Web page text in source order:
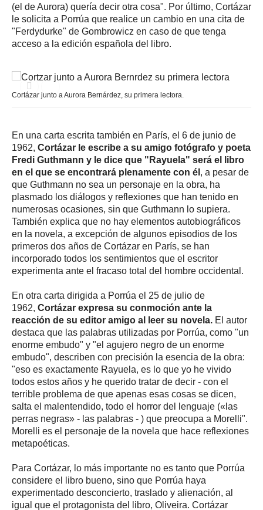
(el de Aurora) quería decir otra cosa". Por último, Cortázar
le solicita a Porrúa que realice un cambio en una cita de
"Ferdydurke" de Gombrowicz en caso de que tenga
acceso a la edición española del libro.
Cortázar junto a Aurora Bernárdez, su primera lectora.
En una carta escrita también en París, el 6 de junio de
1962, Cortázar le escribe a su amigo fotógrafo y poeta
Fredi Guthmann y le dice que "Rayuela" será el libro
en el que se encontrará plenamente con él , a pesar de
que Guthmann no sea un personaje en la obra, ha
plasmado los diálogos y reflexiones que han tenido en
numerosas ocasiones, sin que Guthmann lo supiera.
También explica que no hay elementos autobiográficos
en la novela, a excepción de algunos episodios de los
primeros dos años de Cortázar en París, se han
incorporado todos los sentimientos que el escritor
experimenta ante el fracaso total del hombre occidental.
En otra carta dirigida a Porrúa el 25 de julio de
1962, Cortázar expresa su conmoción ante la
reacción de su editor amigo al leer su novela. El autor
destaca que las palabras utilizadas por Porrúa, como "un
enorme embudo" y "el agujero negro de un enorme
embudo", describen con precisión la esencia de la obra:
"eso es exactamente Rayuela, es lo que yo he vivido
todos estos años y he querido tratar de decir - con el
terrible problema de que apenas esas cosas se dicen,
salta el malentendido, todo el horror del lenguaje («las
perras negras» - las palabras - ) que preocupa a Morelli".
Morelli es el personaje de la novela que hace reflexiones
metapoéticas.
Para Cortázar, lo más importante no es tanto que Porrúa
considere el libro bueno, sino que Porrúa haya
experimentado desconcierto, traslado y alienación, al
igual que el protagonista del libro, Oliveira. Cortázar